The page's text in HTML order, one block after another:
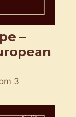
–
3